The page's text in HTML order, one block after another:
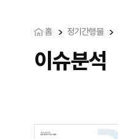
홈 정기간행물
이슈분석